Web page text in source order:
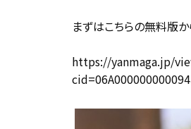
まずはこちらの無料版
https://yanmaga.jp/